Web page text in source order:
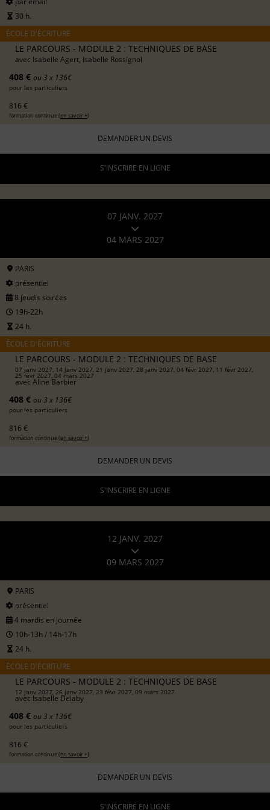
30 h.
ÉCOLE D'ÉCRITURE
LE PARCOURS - MODULE 2 : TECHNIQUES DE BASE
avec Isabelle Agert, Isabelle Rossignol
408 € ou 3 x 136€
pour les particuliers
816 €
formation continue (en savoir +)
DEMANDER UN DEVIS
S'INSCRIRE EN LIGNE
07 JANV. 2027
04 MARS 2027
PARIS
présentiel
8 jeudis soirées
19h-22h
24 h.
ÉCOLE D'ÉCRITURE
LE PARCOURS - MODULE 2 : TECHNIQUES DE BASE
07 janv 2027, 14 janv 2027, 21 janv 2027, 28 janv 2027, 04 févr 2027, 11 févr 2027,
25 févr 2027, 04 mars 2027
avec Aline Barbier
408 € ou 3 x 136€
pour les particuliers
816 €
formation continue (en savoir +)
DEMANDER UN DEVIS
S'INSCRIRE EN LIGNE
12 JANV. 2027
09 MARS 2027
PARIS
présentiel
4 mardis en journée
10h-13h / 14h-17h
24 h.
ÉCOLE D'ÉCRITURE
LE PARCOURS - MODULE 2 : TECHNIQUES DE BASE
12 janv 2027, 26 janv 2027, 23 févr 2027, 09 mars 2027
avec Isabelle Delaby
408 € ou 3 x 136€
pour les particuliers
816 €
formation continue (en savoir +)
DEMANDER UN DEVIS
S'INSCRIRE EN LIGNE